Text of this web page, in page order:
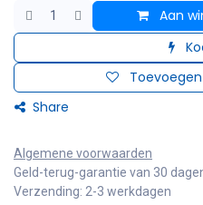
Aan
Share
Algemene voorwaarden
Geld-terug-garantie van 30
Verzending: 2-3 werkdagen